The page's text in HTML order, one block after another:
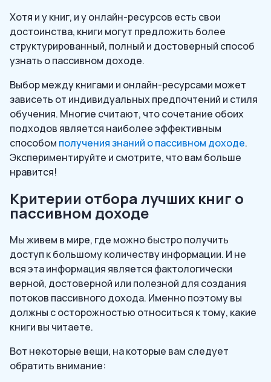
Хотя и у книг, и у онлайн-ресурсов есть свои
достоинства, книги могут предложить более
структурированный, полный и достоверный способ
узнать о пассивном доходе.
Выбор между книгами и онлайн-ресурсами может
зависеть от индивидуальных предпочтений и стиля
обучения. Многие считают, что сочетание обоих
подходов является наиболее эффективным
способом получения знаний о пассивном доходе.
Экспериментируйте и смотрите, что вам больше
нравится!
Критерии отбора лучших книг о
пассивном доходе
Мы живем в мире, где можно быстро получить
доступ к большому количеству информации. И не
вся эта информация является фактологически
верной, достоверной или полезной для создания
потоков пассивного дохода. Именно поэтому вы
должны с осторожностью относиться к тому, какие
книги вы читаете.
Вот некоторые вещи, на которые вам следует
обратить внимание: